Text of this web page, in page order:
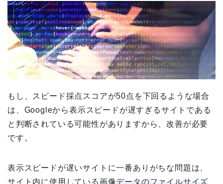
もし、スピード採点スコアが50点を下回るような場合
は、Googleから表示スピードが遅すぎるサイトである
と判断されている可能性がありますから、改善が必要
です。
表示スピードが遅いサイトに一番ありがちな問題は、
サイト内に使用している画像データのファイルサイズ